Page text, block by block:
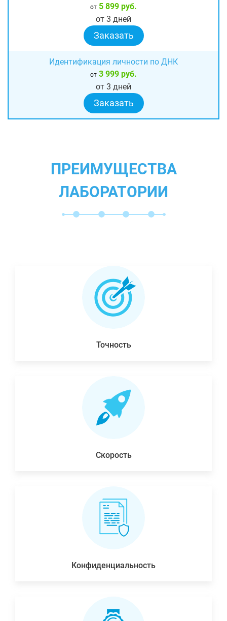
от 5 899 руб.
от 3 дней
Заказать
Идентификация личности по ДНК
от 3 999 руб.
от 3 дней
Заказать
ПРЕИМУЩЕСТВА
ЛАБОРАТОРИИ
Точность
Скорость
Конфиденциальность